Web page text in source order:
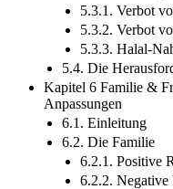
5.3.1. Verbot
5.3.2. Verbot
5.3.3. Halal-
5.4. Die
Kapitel 6 Familie &
Anpassungen
6.1. Einleitung
6.2. Die Familie
6.2.1. Positive
6.2.2. Negative